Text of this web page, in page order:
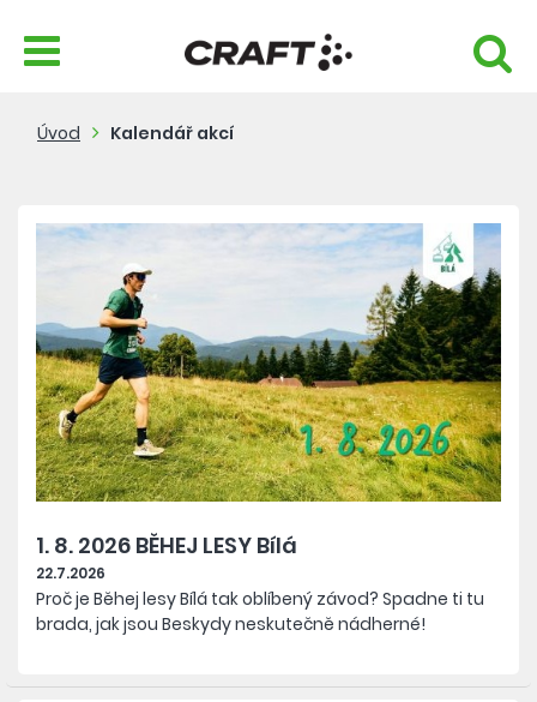
Úvod Kalendář akcí
1. 8. 2026 BĚHEJ LESY Bílá
22.7.2026
Proč je Běhej lesy Bílá tak oblíbený závod? Spadne ti tu
brada, jak jsou Beskydy neskutečně nádherné!